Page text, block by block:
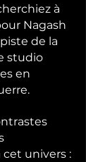
à
Nagash
de la
studio
en
univers :